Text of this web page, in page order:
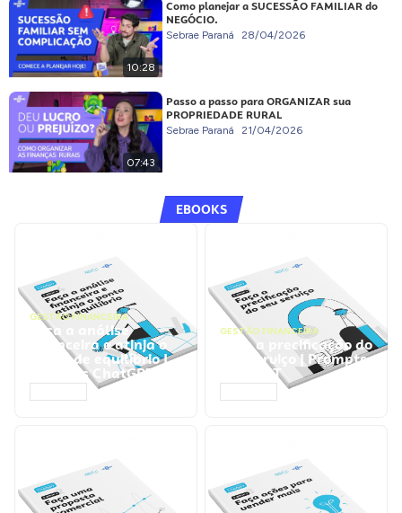
10:28
Como planejar a SUCESSÃO FAMILIAR do
NEGÓCIO.
Sebrae Paraná 28/04/2026
07:43
Passo a passo para ORGANIZAR sua
PROPRIEDADE RURAL
Sebrae Paraná 21/04/2026
EBOOKS
GESTÃO FINANCEIRA
Faça a análise
financeira e atinja o
ponto de equilíbrio |
Prompts ChatGPT
GESTÃO FINANCEIRA
Faça a precificação do
seu serviço | Prompts
ChatGPT